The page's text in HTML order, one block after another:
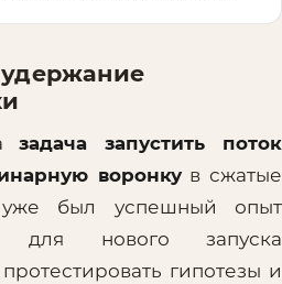
задача запустить поток
воронкув сжатые
был успешный опыт
для нового запуска
гипотезы и